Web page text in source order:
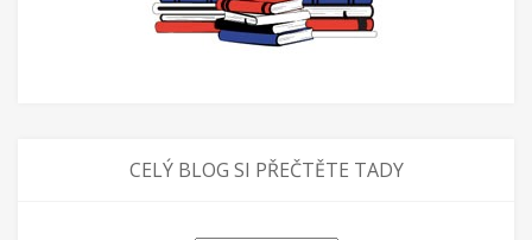
CELÝ BLOG SI PŘEČTĚTE TADY